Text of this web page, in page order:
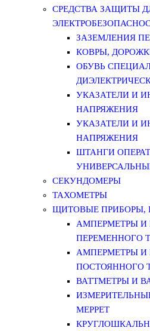
СРЕДСТВА ЗАЩИТЫ
ЗАЗЕМЛЕНИЯ
КОВРЫ,
ОБУВЬ
УКАЗАТЕЛИ И
НАПРЯЖЕНИЯ
УКАЗАТЕЛИ И
НАПРЯЖЕНИЯ
ШТАНГИ
СЕКУНДОМЕРЫ
ТАХОМЕТРЫ
ЩИТОВЫЕ
АМПЕРМЕТРЫ И
ПЕРЕМЕННОГО
АМПЕРМЕТРЫ И
ПОСТОЯННОГО
ВАТТМЕТРЫ И
МЕРРЕТ